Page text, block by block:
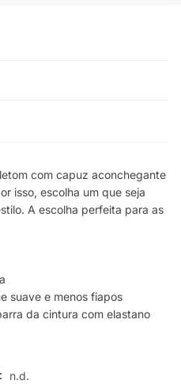
com capuz aconchegante
isso, escolha um que seja
A escolha perfeita para as
suave e menos fiapos
da cintura com elastano
n.d.